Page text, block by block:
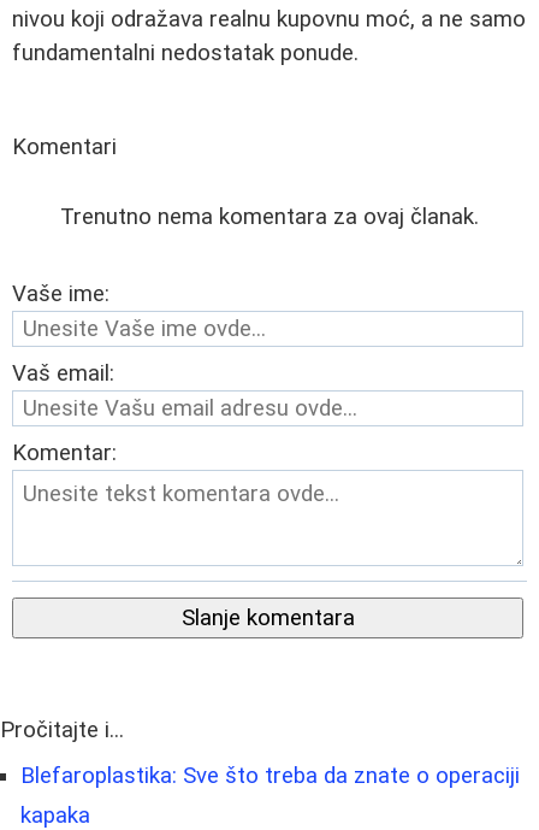
nivou koji odražava realnu kupovnu moć, a ne samo
fundamentalni nedostatak ponude.
Komentari
Trenutno nema komentara za ovaj članak.
Vaše ime:
Vaš email:
Komentar:
Slanje komentara
Pročitajte i...
Blefaroplastika: Sve što treba da znate o operaciji
kapaka